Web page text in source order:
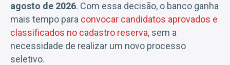
agosto de 2026. Com essa decisão, o banco ganha
mais tempo para convocar candidatos aprovados e
classificados no cadastro reserva, sem a
necessidade de realizar um novo processo
seletivo.